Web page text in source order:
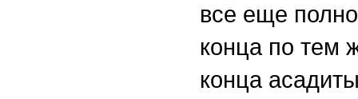
все еще
конца по тем
конца